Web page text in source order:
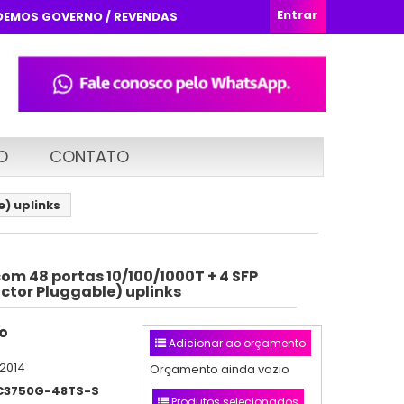
Entrar
GOVERNO / REVENDAS
CONTATO
uplinks
48 portas 10/100/1000T + 4 SFP
Pluggable) uplinks
48TS-S
Adicionar ao orçamento
Orçamento ainda vazio